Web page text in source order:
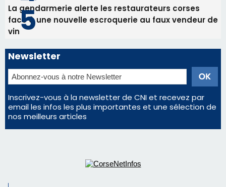
La gendarmerie alerte les restaurateurs corses
face à une nouvelle escroquerie au faux vendeur de
vin
Newsletter
Inscrivez-vous à la newsletter de CNI et recevez par
email les infos les plus importantes et une sélection de
nos meilleurs articles